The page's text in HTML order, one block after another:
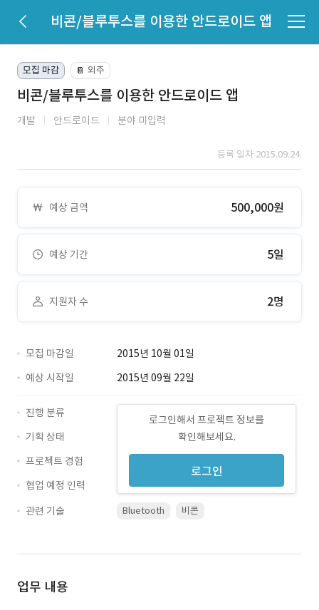
비콘/블루투스를 이용한 안드로이드 앱
모집 마감 📔 외주
비콘/블루투스를 이용한 안드로이드 앱
개발 안드로이드 분야 미입력
등록 일자 2015.09.24.
예상 금액 500,000원
예상 기간 5일
지원자 수 2명
모집 마감일
2015년 10월 01일
예상 시작일
2015년 09월 22일
로그인해서 프로젝트 정보를
확인해보세요.
로그인
진행 분류
기획 상태
프로젝트 경험
협업 예정 인력
관련 기술
Bluetooth 비콘
업무 내용